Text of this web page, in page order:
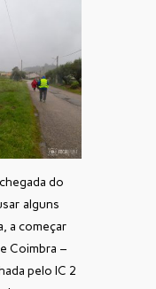
do
alguns
a começar
Coimbra –
pelo IC 2